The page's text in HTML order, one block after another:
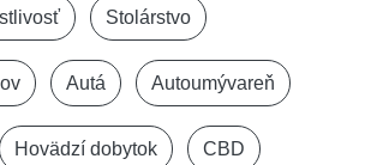
Stolárstvo
Autá Autoumývareň
Hovädzí dobytok CBD